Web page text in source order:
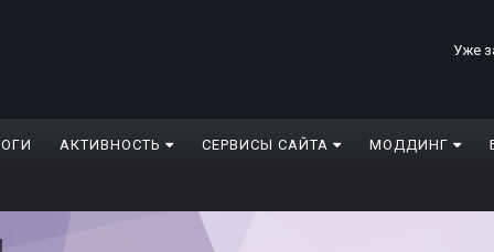
Уже
АКТИВНОСТЬ СЕРВИСЫ САЙТА МОДДИНГ